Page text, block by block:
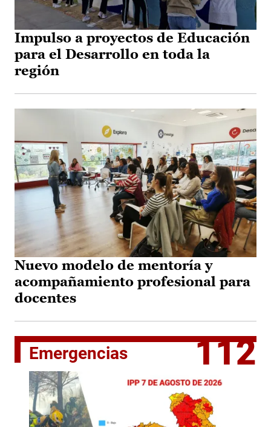
Impulso a proyectos de Educación
para el Desarrollo en toda la
región
Nuevo modelo de mentoría y
acompañamiento profesional para
docentes
Emergencias 112